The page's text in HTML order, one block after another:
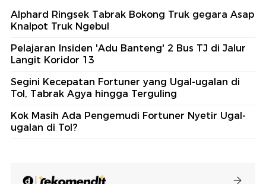
Alphard Ringsek Tabrak Bokong Truk gegara Asap
Knalpot Truk Ngebul
Pelajaran Insiden 'Adu Banteng' 2 Bus TJ di Jalur
Langit Koridor 13
Segini Kecepatan Fortuner yang Ugal-ugalan di
Tol, Tabrak Agya hingga Terguling
Kok Masih Ada Pengemudi Fortuner Nyetir Ugal-
ugalan di Tol?